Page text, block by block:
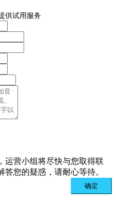
供试用服务
运营小组将尽快与您取得联
您的疑惑，请耐心等待。
确定